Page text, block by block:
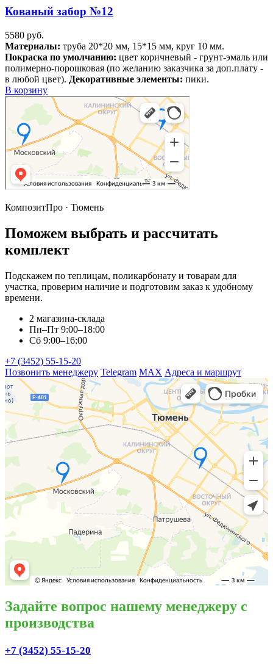
Кованый забор №12
5580 руб.
Материалы: труба 20*20 мм, 15*15 мм, круг 10 мм.
Покраска по умолчанию: цвет коричневый - грунт-эмаль или
полимерно-порошковая (по желанию заказчика за доп.плату -
в любой цвет). Декоративные элементы: пики.
В корзину
КомпозитПро · Тюмень
Поможем выбрать и рассчитать
комплект
Подскажем по теплицам, поликарбонату и товарам для
участка, проверим наличие и подготовим заказ к удобному
времени.
2 магазина-склада
Пн–Пт 9:00–18:00
Сб 9:00–16:00
+7 (3452) 55-15-20
Позвонить менеджеру Telegram MAX Адреса и маршрут
Задайте вопрос нашему менеджеру с
производства
+7 (3452) 55-15-20